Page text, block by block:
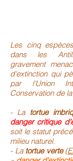
Les cinq
dans les
gravement
d'extinction qui
par l'Union
Conservation de
- La tortue
danger critique
soit le statut
milieu naturel.
- La tortue verte(